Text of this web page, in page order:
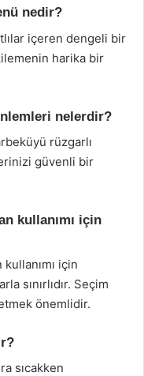
nedir?
içeren dengeli bir
harika bir
nelerdir?
rüzgarlı
güvenli bir
kullanımı için
için
sınırlıdır. Seçim
önemlidir.
sıcakken